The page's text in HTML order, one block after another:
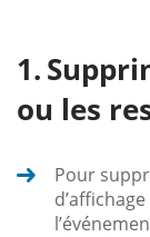
ou les
Pour